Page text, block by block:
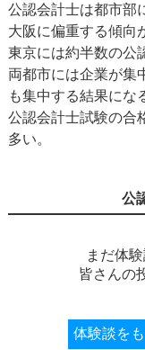
公認会計士は都市部
大阪に偏重する傾向
東京には約半数の公
両都市には企業が集
も集中する結果にな
公認会計士試験の合
多い。
公
まだ体
皆さんの
体験談を